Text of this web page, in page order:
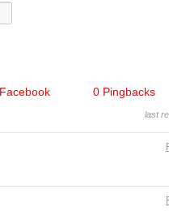
0 Pingbacks
last